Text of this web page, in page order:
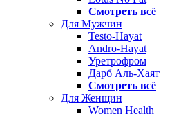
Смотреть всё
Для Мужчин
Testo-Hayat
Andro-Hayat
Уретрофром
Дарб Аль-Хаят
Смотреть всё
Для Женщин
Women Health